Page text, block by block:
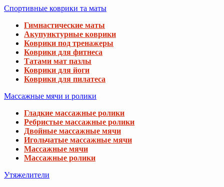
Спортивные коврики та маты
Гимнастические маты
Акупунктурные коврики
Коврики под тренажеры
Коврики для фитнеса
Татами мат пазлы
Коврики для йоги
Коврики для пилатеса
Массажные мячи и ролики
Гладкие массажные ролики
Ребристые массажные ролики
Двойные массажные мячи
Игольчатые массажные мячи
Массажные мячи
Массажные ролики
Утяжелители